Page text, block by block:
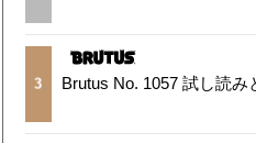
3 Brutus No. 1057 試し読み